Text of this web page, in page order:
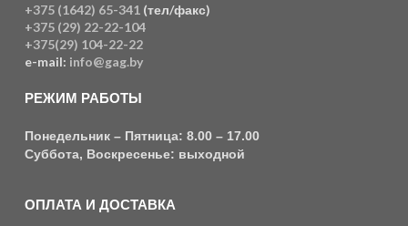
+375 (1642) 65-341 (тел/факс)
+375 (29) 22-22-104
+375(29) 104-22-22
e-mail: info@gag.by
РЕЖИМ РАБОТЫ
Понедельник – Пятница: 8.00 – 17.00
Суббота, Воскресенье: выходной
ОПЛАТА И ДОСТАВКА